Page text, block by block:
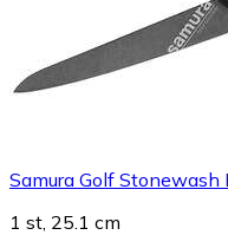
Samura Golf Stonewash
1 st, 25.1 cm